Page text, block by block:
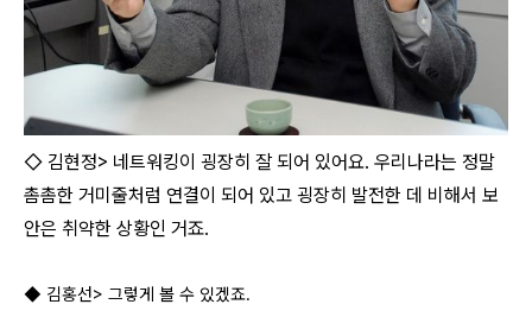
◇ 김현정> 네트워킹이 굉장히 잘 되어 있어요. 우리나라는 정말
촘촘한 거미줄처럼 연결이 되어 있고 굉장히 발전한 데 비해서 보
안은 취약한 상황인 거죠.
◆ 김홍선> 그렇게 볼 수 있겠죠.